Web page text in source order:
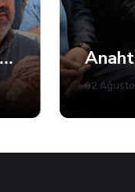
Anahtar Parti Kocaeli Teşkilatı Tam Kadro Toplandı
02